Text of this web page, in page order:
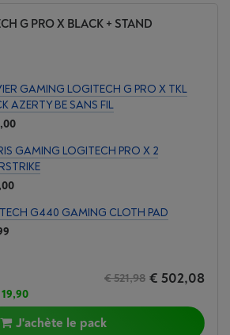
G PRO X BLACK + STAND
GAMING LOGITECH G PRO X TKL
AZERTY BE SANS FIL
GAMING LOGITECH PRO X 2
G440 GAMING CLOTH PAD
€ 521,98 € 502,08
J'achète le pack